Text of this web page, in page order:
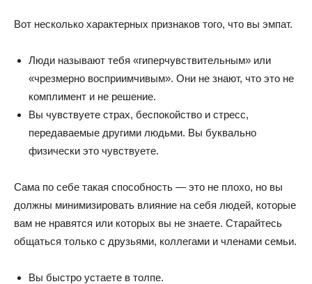
Вот несколько характерных признаков того, что вы эмпат.
Люди называют тебя «гиперчувствительным» или
«чрезмерно восприимчивым». Они не знают, что это не
комплимент и не решение.
Вы чувствуете страх, беспокойство и стресс,
передаваемые другими людьми. Вы буквально
физически это чувствуете.
Сама по себе такая способность — это не плохо, но вы
должны минимизировать влияние на себя людей, которые
вам не нравятся или которых вы не знаете. Старайтесь
общаться только с друзьями, коллегами и членами семьи.
Вы быстро устаете в толпе.